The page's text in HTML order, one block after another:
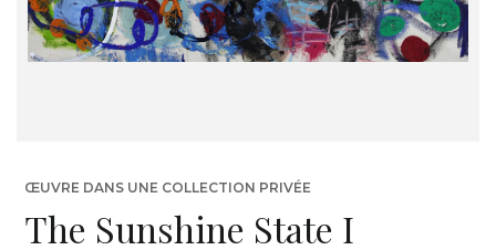
ŒUVRE DANS UNE COLLECTION PRIVÉE
The Sunshine State I